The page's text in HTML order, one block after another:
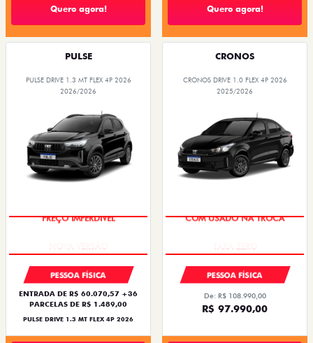
Quero agora! Quero agora!
PULSE
PULSE DRIVE 1.3 MT FLEX 4P 2026
2026/2026
PREÇO IMPERDÍVEL
PESSOA FÍSICA
ENTRADA DE R$ 60.070,57 +36
PARCELAS DE R$ 1.489,00
PULSE DRIVE 1.3 MT FLEX 4P 2026
CRONOS
CRONOS DRIVE 1.0 FLEX 4P 2026
2025/2026
COM USADO NA TROCA
PESSOA FÍSICA
De: R$ 108.990,00
R$ 97.990,00